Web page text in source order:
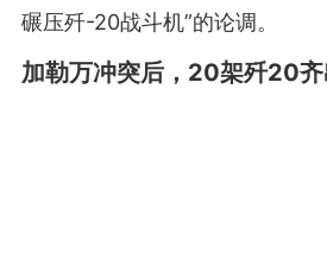
碾压歼-20战斗机”的论调。
加勒万冲突后，20架歼20